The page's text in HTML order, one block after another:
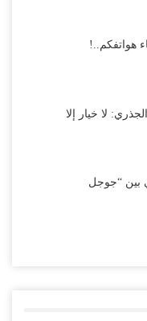
هواتفكم..!
لا خيار إلا
بين “جوجل